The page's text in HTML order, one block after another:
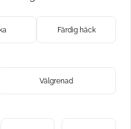
Färdig häck
Välgrenad